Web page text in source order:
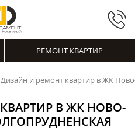
РЕМОНТ КВАРТИР
Дизайн и ремонт квартир в ЖК
В ЖК НОВО-